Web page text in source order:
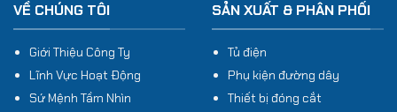
VỀ CHÚNG TÔI
Giới Thiệu Công Ty
Lĩnh Vực Hoạt Động
Sứ Mệnh Tầm Nhìn
SẢN XUẤT & PHÂN PHỐI
Tủ điện
Phụ kiện đường dây
Thiết bị đóng cắt